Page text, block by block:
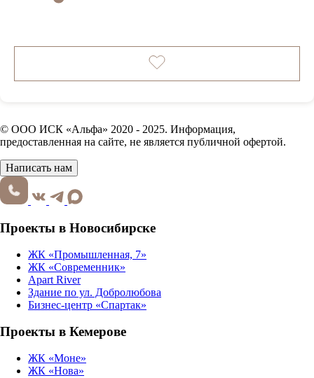
© ООО ИСК «Альфа» 2020 - 2025. Информация,
предоставленная на сайте, не является публичной офертой.
Написать нам
Проекты в Новосибирске
ЖК «Промышленная, 7»
ЖК «Современник»
Apart River
Здание по ул. Добролюбова
Бизнес-центр «Спартак»
Проекты в Кемерове
ЖК «Моне»
ЖК «Нова»